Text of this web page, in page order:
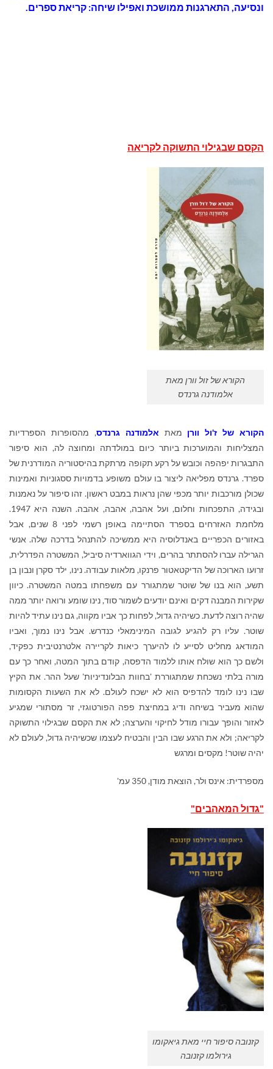
ונסיעה, התארגנות ממושכת ואפילו שיחה: קריאת ספרים.
הקסם שבגילוי התשוקה לקריאה
הקורא של זול וורן מאת
אלמודנה גרנדס
הקורא של ז'ול וורן מאת אלמודנה גרנדס, מהסופרות הספרדיות
המצליחות והמוערכות ביותר כיום במולדתה ומחוצה לה, הוא סיפור
התבגרות יפהפה וכובש על רקע תקופה מרתקת בהיסטוריה המודרנית של
ספרד. גרנדס מפליאה ליצור בו עולם משופע בדמויות ססגוניות ואמינות
שכולן מורכבות יותר מכפי שהן נראות במבט ראשון. זהו סיפור על נאמנות
ובגידה, התפכחות וחלום, ועל אהבה, אהבה, אהבה.
השנה היא 1947.
מלחמת האזרחים בספרד הסתיימה באופן רשמי לפני 8 שנים, אבל
באזורים הכפריים באנדלוסיה היא ממשיכה להתנהל בדרכה שלה. אנשי
הגרילה עברו להסתתר בהרים, וידי הגווארדיה סיביל, המשטרה הפדרלית,
זרועו הארוכה של הדיקטאטור פרנקו, מלאות עבודה. נינו, ילד סקרן ונבון בן
תשע, הוא בנו של שוטר שמתגורר עם משפחתו במטה המשטרה. כיוון
שקירות המבנה דקים ואינם יודעים לשמור סוד, נינו שומע ורואה יותר ממה
שהיה רוצה לדעת. כשיהיה גדול, לפחות כך אביו מקווה, גם נינו עתיד להיות
שוטר. עליו רק להגיע לגובה המינימאלי כנדרש. אבל נינו נמוך, ואביו
המודאג מחליט לסייע לו להיערך כיאות לקריירה אלטרנטיבית כפקיד,
ולשם כך הוא שולח אותו ללמוד הדפסה, קודם בתוך המטה, ואחר כך עם
מורה בלתי נשכחת שמתגוררת 'בחוות הבלונדיניות' שעל ההר. את הקיץ
שבו נינו לומד להדפיס הוא לא ישכח לעולם. לא את השעות הקסומות
שהוא מעביר בשיחה ודיג במחיצת פפה הפורטוגזי, זר מסתורי שמגיע
לאזור והופך עבורו מודל לחיקוי והערצה; לא את הקסם שבגילוי התשוקה
לקריאה; ולא את הרגע שבו הבין והבטיח לעצמו שכשיהיה גדול, לעולם לא
יהיה שוטר! מקסים ומרגש
מספרדית: אינס ולר, הוצאת מודן, 350 עמ'
"גדול המאהבים"
קזנובה סיפור חיי מאת גיאקומו
גירולמו קזנובה